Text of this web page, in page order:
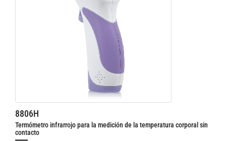
8806H
Termómetro infrarrojo para la medición de la temperatura corporal sin
contacto